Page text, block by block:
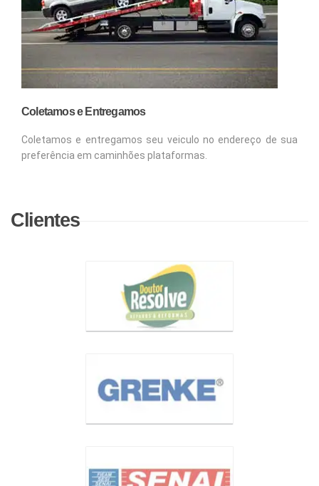
Coletamos e Entregamos
Coletamos e entregamos seu veiculo no endereço de sua
preferência em caminhões plataformas.
Clientes